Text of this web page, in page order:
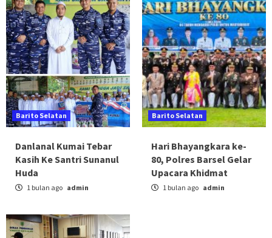
Barito Selatan
Danlanal Kumai Tebar
Kasih Ke Santri Sunanul
Huda
1 bulan ago admin
Barito Selatan
Hari Bhayangkara ke-
80, Polres Barsel Gelar
Upacara Khidmat
1 bulan ago admin